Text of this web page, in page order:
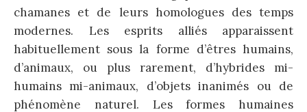
chamanes et de leurs homologues des temps
modernes. Les esprits alliés apparaissent
habituellement sous la forme d’êtres humains,
d’animaux, ou plus rarement, d’hybrides mi-
humains mi-animaux, d’objets inanimés ou de
phénomène naturel. Les formes humaines